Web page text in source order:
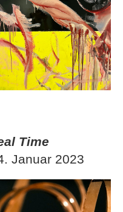
Time
Januar 2023